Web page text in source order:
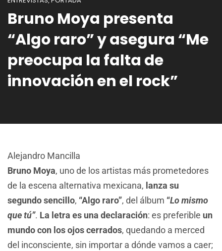
Bruno Moya presenta
“Algo raro” y asegura “Me
preocupa la falta de
innovación en el rock”
Alejandro Mancilla
Bruno Moya, uno de los artistas más prometedores
de la escena alternativa mexicana, lanza su
segundo sencillo, “Algo raro”, del álbum “Lo mismo
que tú”. La letra es una declaración: es preferible un
mundo con los ojos cerrados, quedando a merced
del inconsciente, sin importar a dónde vamos a caer;